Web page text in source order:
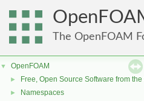
The OpenFOAM
▼ OpenFOAM
► Free, Open Source Software from
► Namespaces